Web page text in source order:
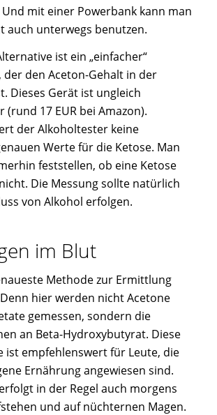
mit einer Powerbank kann man
auch unterwegs benutzen.
ist ein „einfacher“
den Aceton-Gehalt in der
Dieses Gerät ist ungleich
(rund 17 EUR bei Amazon).
der Alkoholtester keine
Werte für die Ketose. Man
feststellen, ob eine Ketose
Die Messung sollte natürlich
von Alkohol erfolgen.
im Blut
Methode zur Ermittlung
hier werden nicht Acetone
gemessen, sondern die
an Beta-Hydroxybutyrat. Diese
ist empfehlenswert für Leute, die
Ernährung angewiesen sind.
in der Regel auch morgens
und auf nüchternen Magen.